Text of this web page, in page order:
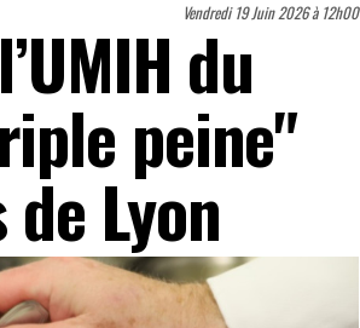
Vendredi 19 Juin 2026 à 12h00
du
peine"
Lyon